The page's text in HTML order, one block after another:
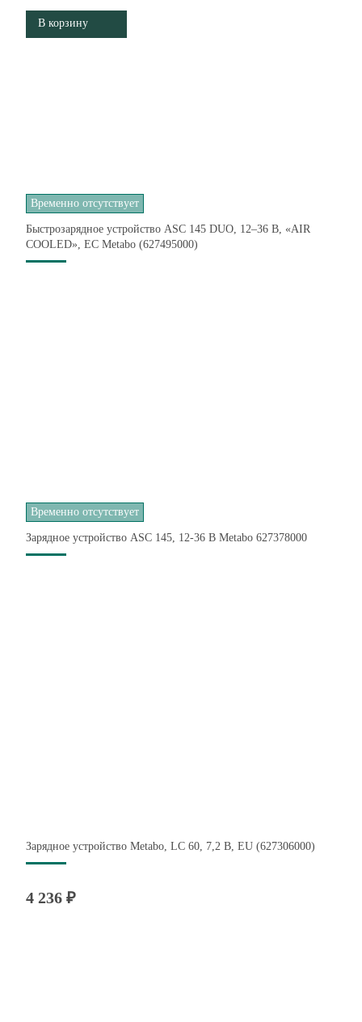
В корзину
Временно отсутствует
Быстрозарядное устройство ASC 145 DUO, 12–36 В, «AIR
COOLED», ЕС Metabo (627495000)
Временно отсутствует
Зарядное устройство ASC 145, 12-36 В Metabo 627378000
Зарядное устройство Metabo, LC 60, 7,2 В, EU (627306000)
4 236 ₽